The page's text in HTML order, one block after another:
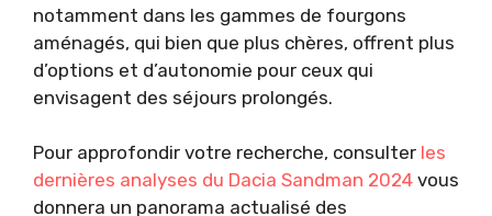
notamment dans les gammes de fourgons
aménagés, qui bien que plus chères, offrent plus
d’options et d’autonomie pour ceux qui
envisagent des séjours prolongés.
Pour approfondir votre recherche, consulter les
dernières analyses du Dacia Sandman 2024 vous
donnera un panorama actualisé des